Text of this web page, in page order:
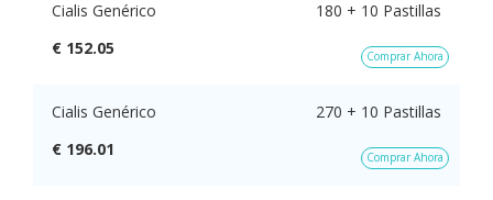
Cialis Genérico
180 + 10 Pastillas
€ 152.05
Comprar Ahora
Cialis Genérico
270 + 10 Pastillas
€ 196.01
Comprar Ahora